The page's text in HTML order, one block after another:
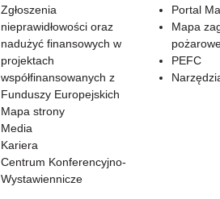
Zgłoszenia
nieprawidłowości oraz
nadużyć finansowych w
projektach
współfinansowanych z
Funduszy Europejskich
Mapa strony
Media
Kariera
Centrum Konferencyjno-
Wystawiennicze
Portal
Mapa
PEFC